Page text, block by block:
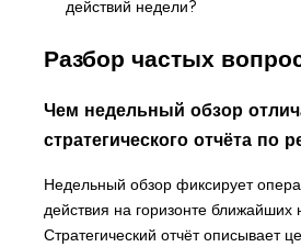
действий недели?
Разбор частых
Чем недельный обзор
стратегического отчёта по
Недельный обзор фиксирует
действия на горизонте ближайших
Стратегический отчёт описывает